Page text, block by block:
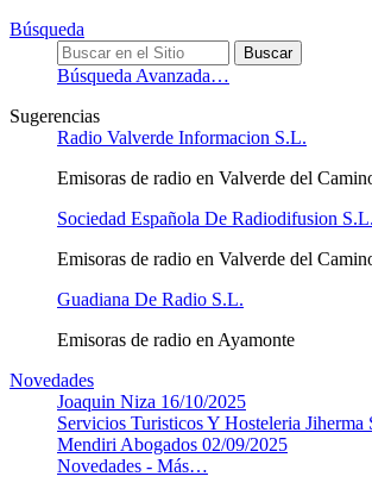
Búsqueda
Búsqueda Avanzada…
Sugerencias
Radio Valverde Informacion S.L.
Emisoras de radio en Valverde del
Sociedad Española De Radiodifusion
Emisoras de radio en Valverde del
Guadiana De Radio S.L.
Emisoras de radio en Ayamonte
Novedades
Joaquin Niza 16/10/2025
Servicios Turisticos Y Hosteleria Jiherma
Mendiri Abogados 02/09/2025
Novedades - Más…